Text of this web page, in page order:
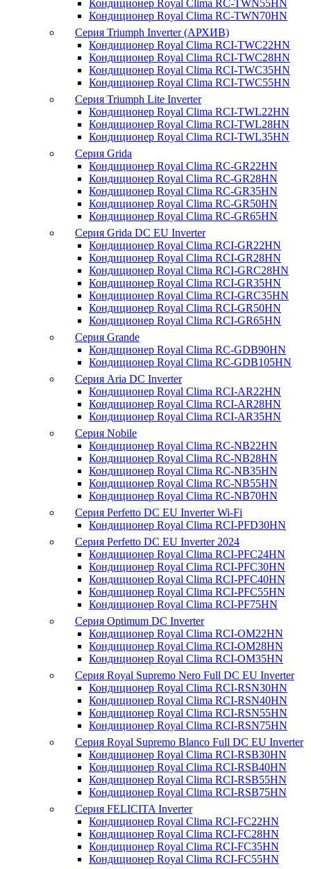
Кондиционер Royal Clima RC-TWN55HN
Кондиционер Royal Clima RC-TWN70HN
Серия Triumph Inverter (АРХИВ)
Кондиционер Royal Clima RCI-TWC22HN
Кондиционер Royal Clima RCI-TWC28HN
Кондиционер Royal Clima RCI-TWC35HN
Кондиционер Royal Clima RCI-TWC55HN
Серия Triumph Lite Inverter
Кондиционер Royal Clima RCI-TWL22HN
Кондиционер Royal Clima RCI-TWL28HN
Кондиционер Royal Clima RCI-TWL35HN
Серия Grida
Кондиционер Royal Clima RC-GR22HN
Кондиционер Royal Clima RC-GR28HN
Кондиционер Royal Clima RC-GR35HN
Кондиционер Royal Clima RC-GR50HN
Кондиционер Royal Clima RC-GR65HN
Серия Grida DC EU Inverter
Кондиционер Royal Clima RCI-GR22HN
Кондиционер Royal Clima RCI-GR28HN
Кондиционер Royal Clima RCI-GRC28HN
Кондиционер Royal Clima RCI-GR35HN
Кондиционер Royal Clima RCI-GRC35HN
Кондиционер Royal Clima RCI-GR50HN
Кондиционер Royal Clima RCI-GR65HN
Серия Grande
Кондиционер Royal Clima RC-GDB90HN
Кондиционер Royal Clima RC-GDB105HN
Серия Aria DC Inverter
Кондиционер Royal Clima RCI-AR22HN
Кондиционер Royal Clima RCI-AR28HN
Кондиционер Royal Clima RCI-AR35HN
Серия Nobile
Кондиционер Royal Clima RC-NB22HN
Кондиционер Royal Clima RC-NB28HN
Кондиционер Royal Clima RC-NB35HN
Кондиционер Royal Clima RC-NB55HN
Кондиционер Royal Clima RC-NB70HN
Серия Perfetto DC EU Inverter Wi-Fi
Кондиционер Royal Clima RCI-PFD30HN
Серия Perfetto DC EU Inverter 2024
Кондиционер Royal Clima RCI-PFC24HN
Кондиционер Royal Clima RCI-PFC30HN
Кондиционер Royal Clima RCI-PFC40HN
Кондиционер Royal Clima RCI-PFC55HN
Кондиционер Royal Clima RCI-PF75HN
Серия Optimum DC Inverter
Кондиционер Royal Clima RCI-OM22HN
Кондиционер Royal Clima RCI-OM28HN
Кондиционер Royal Clima RCI-OM35HN
Серия Royal Supremo Nero Full DC EU Inverter
Кондиционер Royal Clima RCI-RSN30HN
Кондиционер Royal Clima RCI-RSN40HN
Кондиционер Royal Clima RCI-RSN55HN
Кондиционер Royal Clima RCI-RSN75HN
Серия Royal Supremo Blanco Full DC EU Inverter
Кондиционер Royal Clima RCI-RSB30HN
Кондиционер Royal Clima RCI-RSB40HN
Кондиционер Royal Clima RCI-RSB55HN
Кондиционер Royal Clima RCI-RSB75HN
Серия FELICITA Inverter
Кондиционер Royal Clima RCI-FC22HN
Кондиционер Royal Clima RCI-FC28HN
Кондиционер Royal Clima RCI-FC35HN
Кондиционер Royal Clima RCI-FC55HN